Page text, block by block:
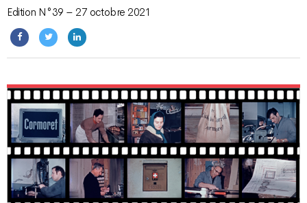
Edition N°39 – 27 octobre 2021